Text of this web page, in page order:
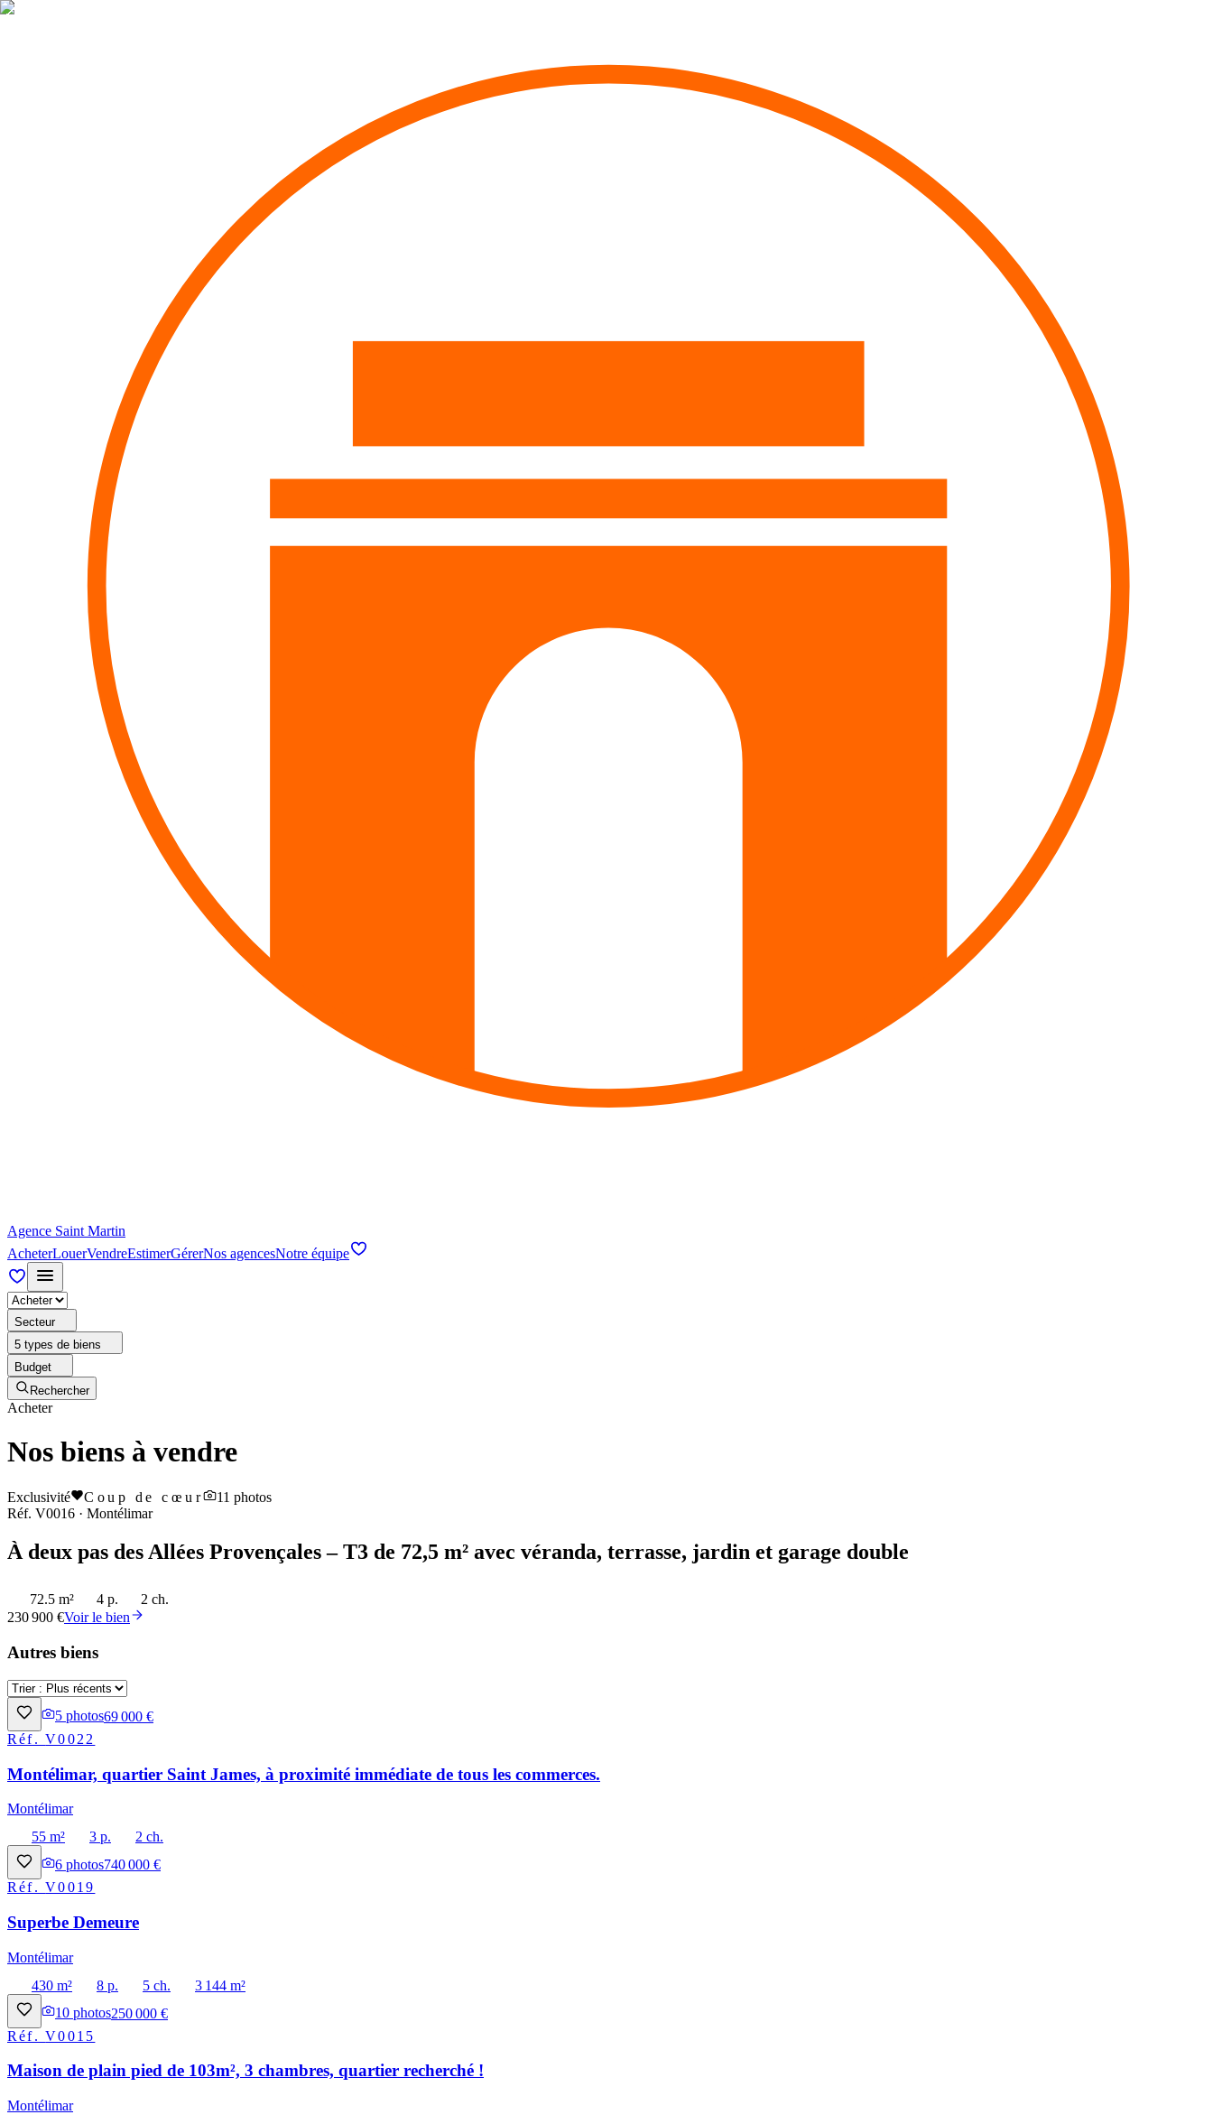
Agence Saint Martin
AcheterLouerVendreEstimerGérerNos agencesNotre équipe
Secteur
5 types de biens
Budget
Rechercher
Acheter
Nos biens à vendre
Exclusivité Coup de cœur 11 photos
Réf. V0016 · Montélimar
À deux pas des Allées Provençales – T3 de 72,5 m² avec véranda, terrasse, jardin et garage double
72.5 m² 4 p.
2 ch.
230 900 €Voir le bien
Autres biens
5 photos69 000 €
Réf.V0022
Montélimar, quartier Saint James, à proximité immédiate de tous les commerces.
Montélimar
55 m²
3 p.
2 ch.
6 photos740 000 €
Réf.V0019
Superbe Demeure
Montélimar
430 m²
8 p. 5 ch.
3 144 m²
10 photos250 000 €
Réf.V0015
Maison de plain pied de 103m², 3 chambres, quartier recherché !
Montélimar